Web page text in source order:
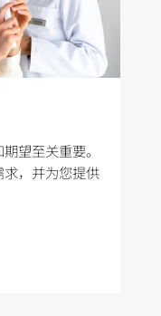
望至关重要。
，并为您提供